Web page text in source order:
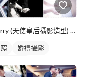
Jerry (天使皇后攝影造型) 台北/高雄
婚禮攝影